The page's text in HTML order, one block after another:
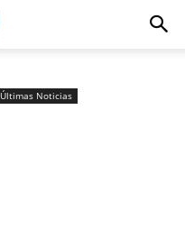
Últimas Noticias